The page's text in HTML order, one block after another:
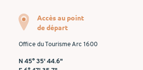
Accès au point
de départ
Office du Tourisme Arc 1600
N 45° 35' 44.6"